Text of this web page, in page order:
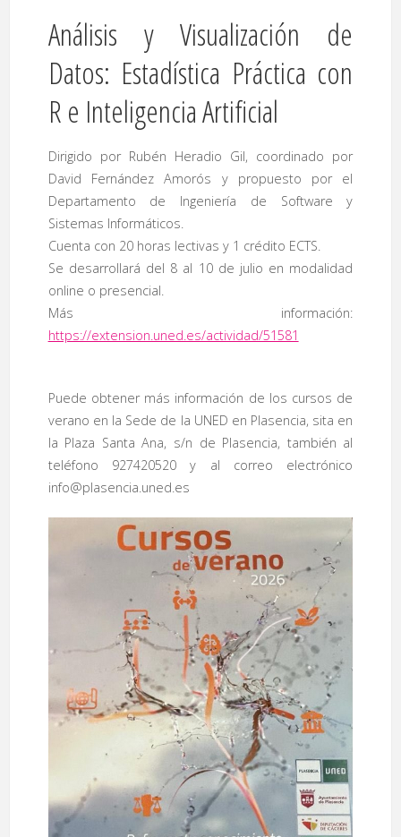
Análisis y Visualización de
Datos: Estadística Práctica con
R e Inteligencia Artificial
Dirigido por Rubén Heradio Gil, coordinado por
David Fernández Amorós y propuesto por el
Departamento de Ingeniería de Software y
Sistemas Informáticos.
Cuenta con 20 horas lectivas y 1 crédito ECTS.
Se desarrollará del 8 al 10 de julio en modalidad
online o presencial.
Más información:
https://extension.uned.es/actividad/51581
Puede obtener más información de los cursos de
verano en la Sede de la UNED en Plasencia, sita en
la Plaza Santa Ana, s/n de Plasencia, también al
teléfono 927420520 y al correo electrónico
info@plasencia.uned.es